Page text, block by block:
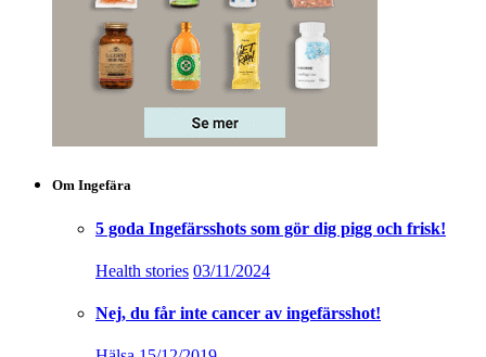
Om Ingefära
5 goda Ingefärsshots som gör dig pigg och frisk!
Health stories 03/11/2024
Nej, du får inte cancer av ingefärsshot!